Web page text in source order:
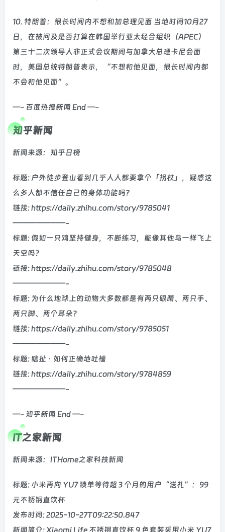
10. 特朗普：很长时间内不想和加总理见面 当地时间10月27
日，在被问及是否打算在韩国举行亚太经合组织（APEC）
第三十二次领导人非正式会议期间与加拿大总理卡尼会面
时，美国总统特朗普表示，“不想和他见面，很长时间内都
不会和他见面”。
—- 百度热搜新闻 End —-
知乎新闻
新闻来源：知乎日榜
标题: 户外徒步登山看到几乎人人都要拿个「拐杖」，疑惑这
么多人都不信任自己的身体功能吗？
链接: https://daily.zhihu.com/story/9785041
———————-
标题: 假如一只鸡坚持健身，不断练习，能像其他鸟一样飞上
天空吗？
链接: https://daily.zhihu.com/story/9785048
———————-
标题: 为什么地球上的动物大多数都是有两只眼睛、两只手、
两只脚、两个耳朵？
链接: https://daily.zhihu.com/story/9785051
———————-
标题: 瞎扯 · 如何正确地吐槽
链接: https://daily.zhihu.com/story/9784859
———————-
—- 知乎新闻 End —-
IT之家新闻
新闻来源：ITHome之家科技新闻
标题: 小米再向 YU7 锁单等待超 3 个月的用户“送礼”：99
元不锈钢直饮杯
发布时间: 2025-10-27T09:22:50.847
新闻简介: Xiaomi Life 不锈钢直饮杯 9 色套装采用小米 YU7